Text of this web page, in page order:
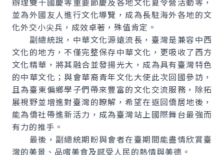
並為外國友人進行文化導覽，成為長駐海外各地的文
化外交小尖兵，成效卓著，殊值肯定。
副總統說，中華文化源遠流長，臺灣是兼容中西
文化的地方，不僅完整保存中華文化，更吸收了西方
文化精華，將其融合並發揚光大，成為具有臺灣特色
的中華文化；與會華裔青年文化大使此次回國參訪，
且為臺東偏鄉學子們帶來豐富的文化交流服務，除拓
展視野並增進對臺灣的瞭解，希望在返回僑居地後，
能為僑社帶進新活力，成為臺灣站上國際舞台最強而
有力的推手。
最後，副總統期盼與會者在臺期間能盡情欣賞臺
灣的美景、品嚐美食及感受人民的熱情與美德。